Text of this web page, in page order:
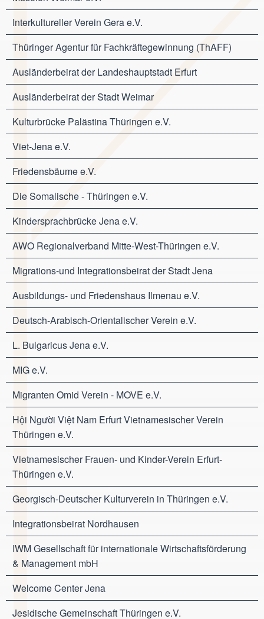
Interkultureller Verein Gera e.V.
Thüringer Agentur für Fachkräftegewinnung (ThAFF)
Ausländerbeirat der Landeshauptstadt Erfurt
Ausländerbeirat der Stadt Weimar
Kulturbrücke Palästina Thüringen e.V.
Viet-Jena e.V.
Friedensbäume e.V.
Die Somalische - Thüringen e.V.
Kindersprachbrücke Jena e.V.
AWO Regionalverband Mitte-West-Thüringen e.V.
Migrations-und Integrationsbeirat der Stadt Jena
Ausbildungs- und Friedenshaus Ilmenau e.V.
Deutsch-Arabisch-Orientalischer Verein e.V.
L. Bulgaricus Jena e.V.
MIG e.V.
Migranten Omid Verein - MOVE e.V.
Hội Người Việt Nam Erfurt Vietnamesischer Verein
Thüringen e.V.
Vietnamesischer Frauen- und Kinder-Verein Erfurt-
Thüringen e.V.
Georgisch-Deutscher Kulturverein in Thüringen e.V.
Integrationsbeirat Nordhausen
IWM Gesellschaft für internationale Wirtschaftsförderung
& Management mbH
Welcome Center Jena
Jesidische Gemeinschaft Thüringen e.V.